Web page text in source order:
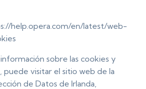
help.opera.com/en/latest/web-
sobre las cookies y
puede visitar el sitio web de la
de Datos de Irlanda,